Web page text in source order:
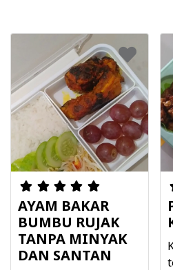
AYAM BAKAR
BUMBU RUJAK
TANPA MINYAK
DAN SANTAN